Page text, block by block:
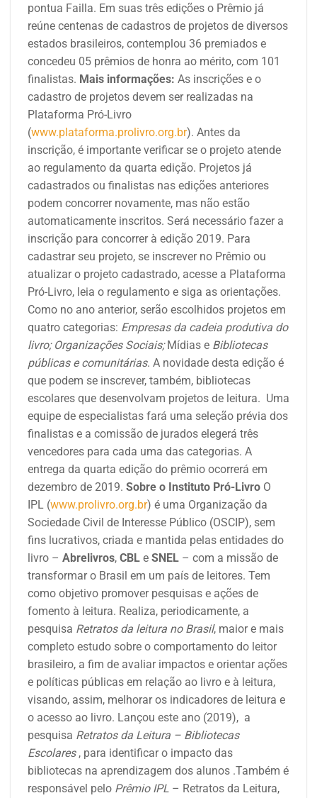
pontua Failla. Em suas três edições o Prêmio já
reúne centenas de cadastros de projetos de diversos
estados brasileiros, contemplou 36 premiados e
concedeu 05 prêmios de honra ao mérito, com 101
finalistas. Mais informações: As inscrições e o
cadastro de projetos devem ser realizadas na
Plataforma Pró-Livro
(www.plataforma.prolivro.org.br). Antes da
inscrição, é importante verificar se o projeto atende
ao regulamento da quarta edição. Projetos já
cadastrados ou finalistas nas edições anteriores
podem concorrer novamente, mas não estão
automaticamente inscritos. Será necessário fazer a
inscrição para concorrer à edição 2019. Para
cadastrar seu projeto, se inscrever no Prêmio ou
atualizar o projeto cadastrado, acesse a Plataforma
Pró-Livro, leia o regulamento e siga as orientações.
Como no ano anterior, serão escolhidos projetos em
quatro categorias: Empresas da cadeia produtiva do
livro; Organizações Sociais;Mídias e Bibliotecas
públicas e comunitárias. A novidade desta edição é
que podem se inscrever, também, bibliotecas
escolares que desenvolvam projetos de leitura. Uma
equipe de especialistas fará uma seleção prévia dos
finalistas e a comissão de jurados elegerá três
vencedores para cada uma das categorias. A
entrega da quarta edição do prêmio ocorrerá em
dezembro de 2019. Sobre o Instituto Pró-Livro O
IPL (www.prolivro.org.br) é uma Organização da
Sociedade Civil de Interesse Público (OSCIP), sem
fins lucrativos, criada e mantida pelas entidades do
livro – Abrelivros, CBL e SNEL – com a missão de
transformar o Brasil em um país de leitores. Tem
como objetivo promover pesquisas e ações de
fomento à leitura. Realiza, periodicamente, a
pesquisa Retratos da leitura no Brasil, maior e mais
completo estudo sobre o comportamento do leitor
brasileiro, a fim de avaliar impactos e orientar ações
e políticas públicas em relação ao livro e à leitura,
visando, assim, melhorar os indicadores de leitura e
o acesso ao livro. Lançou este ano (2019), a
pesquisa Retratos da Leitura – Bibliotecas
Escolares, para identificar o impacto das
bibliotecas na aprendizagem dos alunos .Também é
responsável pelo Prêmio IPL – Retratos da Leitura,